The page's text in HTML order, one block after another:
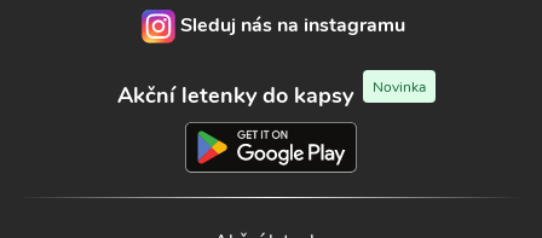
Sleduj nás na instagramu
Akční letenky do kapsy Novinka